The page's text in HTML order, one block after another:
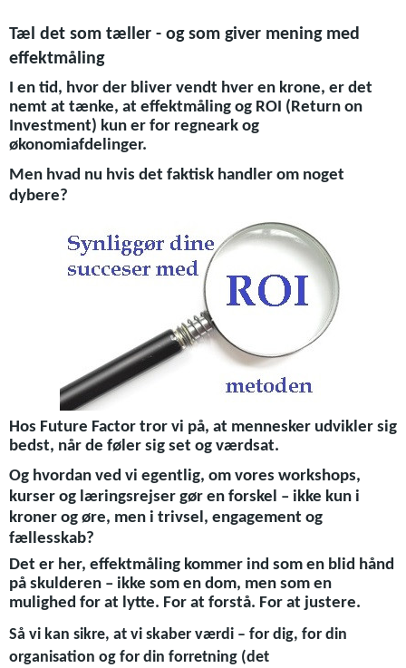
Tæl det som tæller - og som giver mening med
effektmåling
I en tid, hvor der bliver vendt hver en krone, er det
nemt at tænke, at effektmåling og ROI (Return on
Investment) kun er for regneark og
økonomiafdelinger.
Men hvad nu hvis det faktisk handler om noget
dybere?
Hos Future Factor tror vi på, at mennesker udvikler sig
bedst, når de føler sig set og værdsat.
Og hvordan ved vi egentlig, om vores workshops,
kurser og læringsrejser gør en forskel – ikke kun i
kroner og øre, men i trivsel, engagement og
fællesskab?
Det er her, effektmåling kommer ind som en blid hånd
på skulderen – ikke som en dom, men som en
mulighed for at lytte. For at forstå. For at justere.
Så vi kan sikre, at vi skaber værdi – for dig, for din
organisation og for din forretning (det